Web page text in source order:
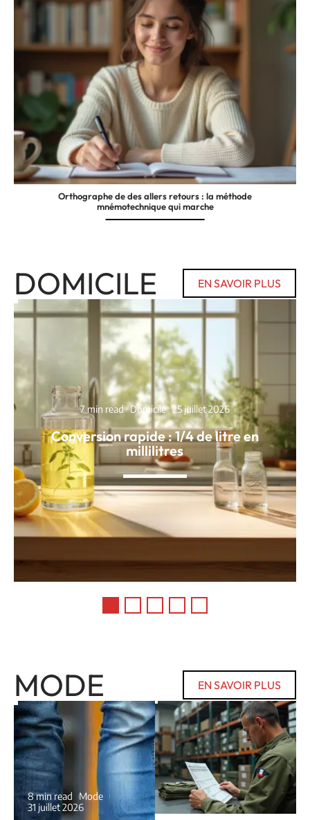
Orthographe de des allers retours : la méthode
mnémotechnique qui marche
DOMICILE EN SAVOIR PLUS
7 min read Domicile 25 juillet 2026
Conversion rapide : 1/4 de litre en
millilitres
MODE EN SAVOIR PLUS
8 min read
Mode
31 juillet 2026